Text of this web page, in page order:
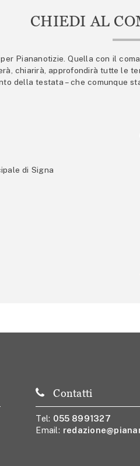
CHIEDI AL
Piananotizie. Quella con il
chiarirà, approfondirà tutte le
della testata – che
di Signa
Contatti
Tel: 055 8991327
Email: